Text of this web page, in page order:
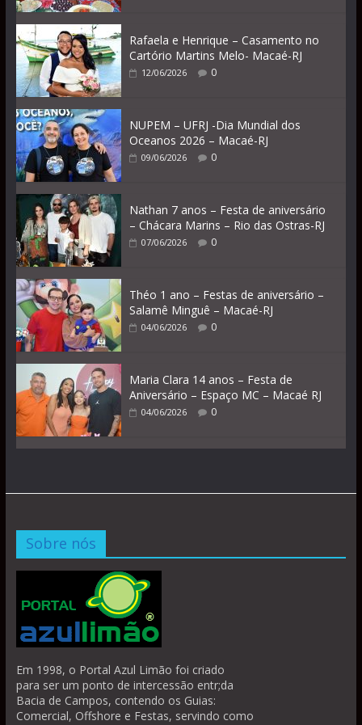
Rafaela e Henrique – Casamento no
Cartório Martins Melo- Macaé-RJ
12/06/2026 0
NUPEM – UFRJ -Dia Mundial dos
Oceanos 2026 – Macaé-RJ
09/06/2026 0
Nathan 7 anos – Festa de aniversário
– Chácara Marins – Rio das Ostras-RJ
07/06/2026 0
Théo 1 ano – Festas de aniversário –
Salamê Minguê – Macaé-RJ
04/06/2026 0
Maria Clara 14 anos – Festa de
Aniversário – Espaço MC – Macaé RJ
04/06/2026 0
Sobre nós
Em 1998, o Portal Azul Limão foi criado
para ser um ponto de intercessão entr;da
Bacia de Campos, contendo os Guias:
Comercial, Offshore e Festas, servindo como